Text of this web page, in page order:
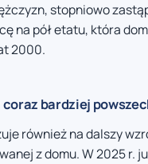
stopniowo
na pół etatu, która
2000.
coraz bardziej
również na dalszy
z domu. W 2025 r.